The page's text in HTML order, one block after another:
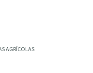
AGRÍCOLAS